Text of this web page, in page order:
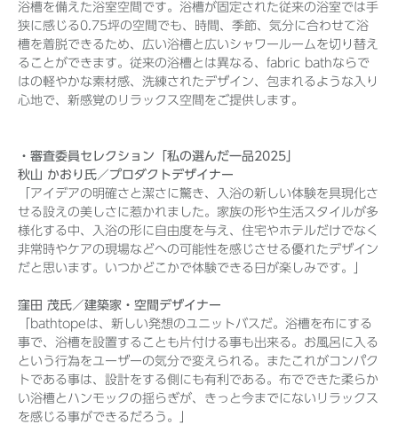
浴槽を備えた浴室空間です。浴槽が固定された従来の浴室では手
狭に感じる0.75坪の空間でも、時間、季節、気分に合わせて浴
槽を着脱できるため、広い浴槽と広いシャワールームを切り替え
ることができます。従来の浴槽とは異なる、fabric bathならで
はの軽やかな素材感、洗練されたデザイン、包まれるような入り
心地で、新感覚のリラックス空間をご提供します。
・審査委員セレクション「私の選んだ一品2025」
秋山 かおり氏／プロダクトデザイナー
「アイデアの明確さと潔さに驚き、入浴の新しい体験を具現化さ
せる設えの美しさに惹かれました。家族の形や生活スタイルが多
様化する中、入浴の形に自由度を与え、住宅やホテルだけでなく
非常時やケアの現場などへの可能性を感じさせる優れたデザイン
だと思います。いつかどこかで体験できる日が楽しみです。」
窪田 茂氏／建築家・空間デザイナー
「bathtopeは、新しい発想のユニットバスだ。浴槽を布にする
事で、浴槽を設置することも片付ける事も出来る。お風呂に入る
という行為をユーザーの気分で変えられる。またこれがコンパク
トである事は、設計をする側にも有利である。布でできた柔らか
い浴槽とハンモックの揺らぎが、きっと今までにないリラックス
を感じる事ができるだろう。」